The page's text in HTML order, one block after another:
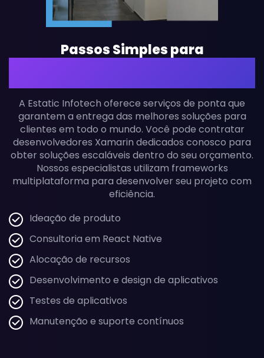
Passos Simples para
A Estatic Infotech oferece serviços de ponta que
garantem a entrega das melhores soluções para
clientes em todo o mundo. Você pode contratar
desenvolvedores Xamarin dedicados conosco para
obter soluções escaláveis dentro do seu orçamento.
Nossos especialistas utilizam frameworks
multiplataforma para desenvolver seu projeto com
eficiência.
Ideação de produto
Consultoria em React Native
Alocação de recursos
Desenvolvimento e design de aplicativos
Testes de aplicativos
Manutenção e suporte contínuos